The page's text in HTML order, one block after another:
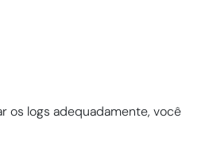
os logs adequadamente, você